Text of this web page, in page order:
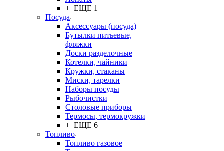
+ ЕЩЕ 1
Посуда
Аксессуары (посуда)
Бутылки питьевые,
фляжки
Доски разделочные
Котелки, чайники
Кружки, стаканы
Миски, тарелки
Наборы посуды
Рыбочистки
Столовые приборы
Термосы, термокружки
+ ЕЩЕ 6
Топливо
Топливо газовое